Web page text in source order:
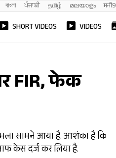
বাংলা ਪੰਜਾਬੀ தமிழ் മലയാളം मनी9
SHORT VIDEOS VIDEOS
FIR, फेक
सामने आया है. आशंका है कि
केस दर्ज कर लिया है.